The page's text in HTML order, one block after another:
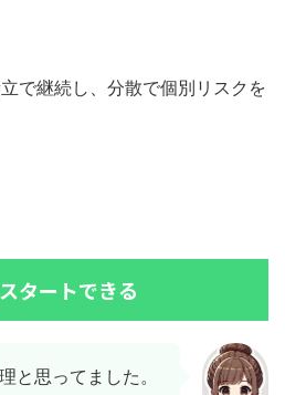
で継続し、分散で個別リスクを
タートできる
と思ってました。